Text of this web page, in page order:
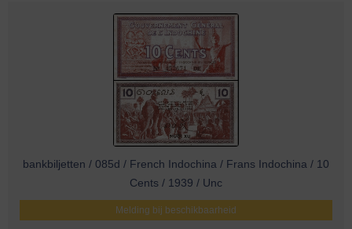
bankbiljetten / 085d / French Indochina / Frans Indochina / 10
Cents / 1939 / Unc
Melding bij beschikbaarheid